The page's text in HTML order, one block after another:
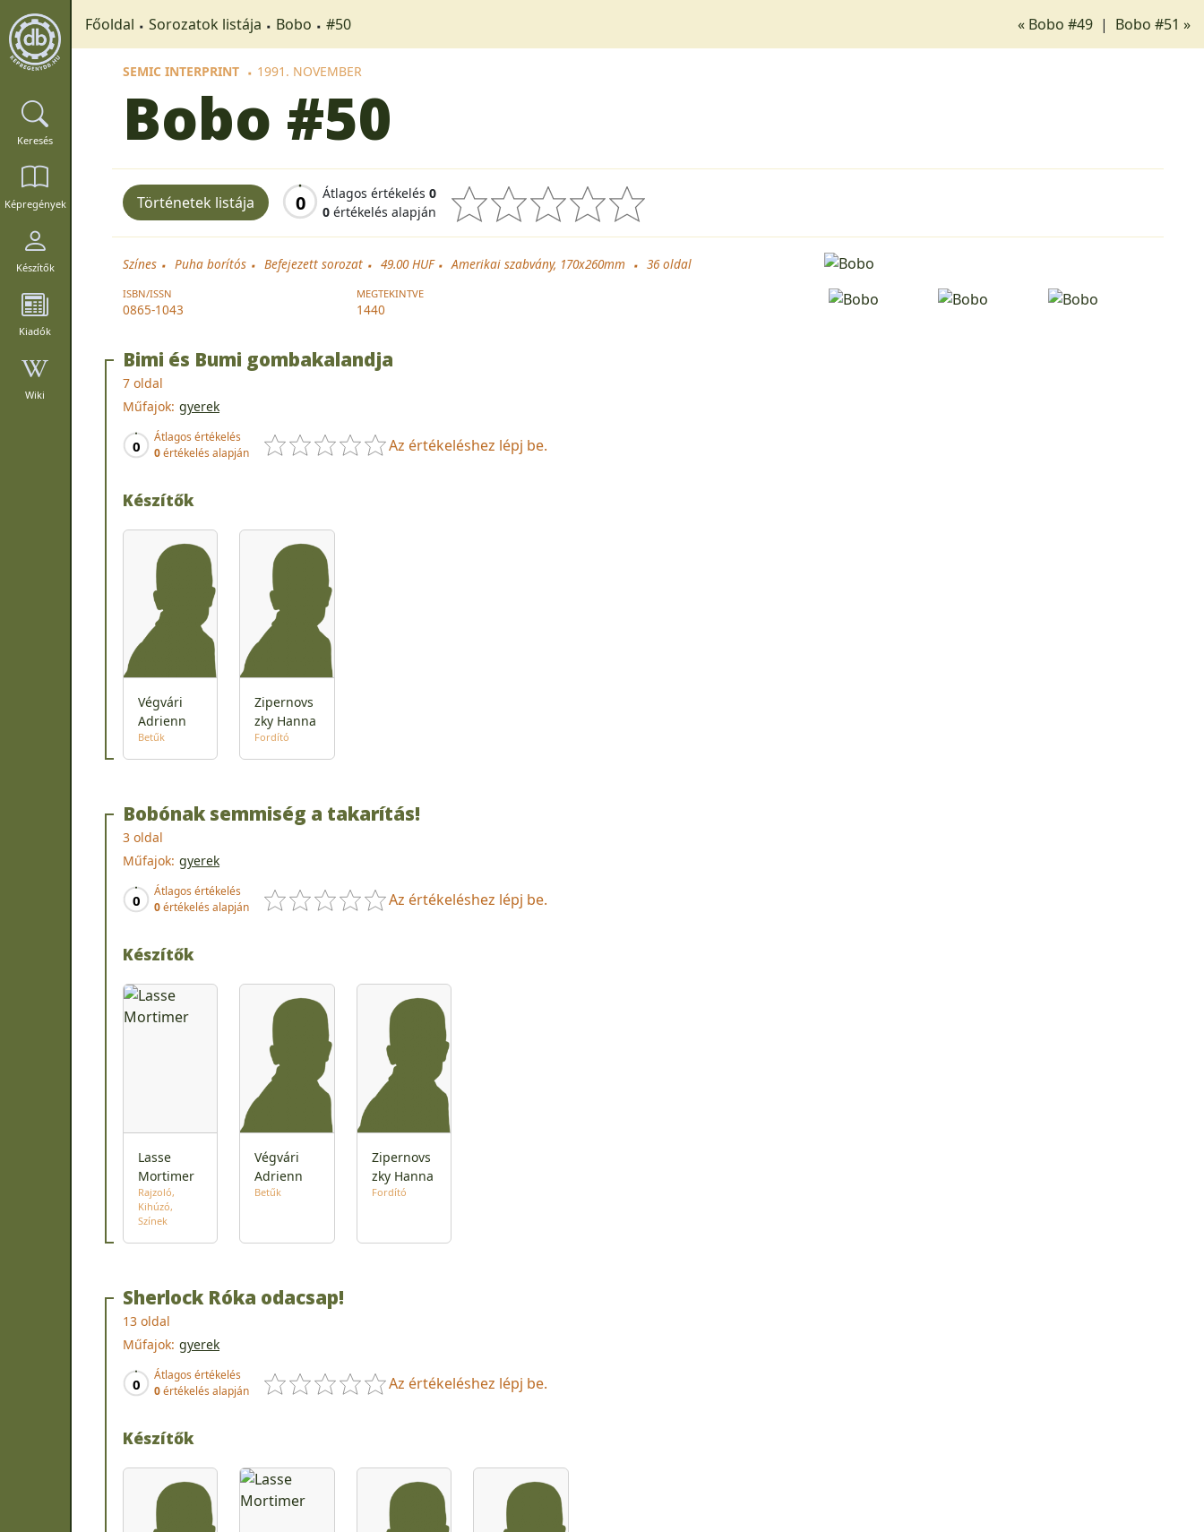
Keresés
Képregények
Készítők
Kiadók
Wiki
Főoldal Sorozatok listája Bobo #50 « Bobo #49 | Bobo #51 »
SEMIC INTERPRINT 1991. NOVEMBER
Bobo #50
Történetek listája 0 Átlagos értékelés 0
0 értékelés alapján
Színes Puha borítós Befejezett sorozat 49.00 HUF Amerikai szabvány, 170x260mm 36oldal
ISBN/ISSN
0865-1043
MEGTEKINTVE
1440
Bimi és Bumi gombakalandja
7 oldal
Műfajok: gyerek
0
Átlagos értékelés
0értékelés alapján Az értékeléshez lépj be.
Készítők
Végvári
Adrienn
Betűk
Zipernovs
zky Hanna
Fordító
Bobónak semmiség a takarítás!
3 oldal
Műfajok: gyerek
0
Átlagos értékelés
0értékelés alapján Az értékeléshez lépj be.
Készítők
Lasse
Mortimer
Rajzoló
Kihúzó
Színek
Végvári
Adrienn
Betűk
Zipernovs
zky Hanna
Fordító
Sherlock Róka odacsap!
13 oldal
Műfajok: gyerek
0
Átlagos értékelés
0értékelés alapján Az értékeléshez lépj be.
Készítők